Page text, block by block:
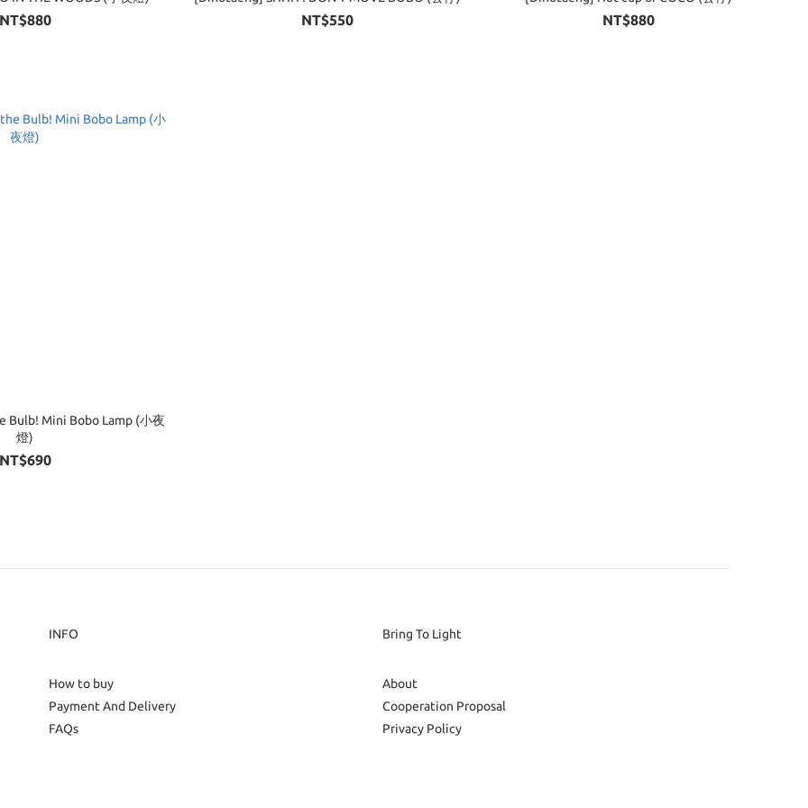
NT$880 NT$550 NT$880
Bulb! Mini Bobo Lamp (小夜
燈)
NT$690
INFO
How to buy
Payment And Delivery
FAQs
Bring To Light
About
Cooperation Proposal
Privacy Policy